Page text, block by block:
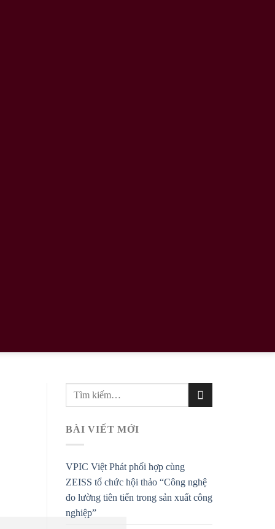
BÀI VIẾT MỚI
VPIC Việt Phát phối hợp cùng
ZEISS tổ chức hội thảo “Công nghệ
đo lường tiên tiến trong sản xuất công
nghiệp”